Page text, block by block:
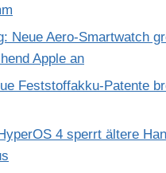
u
u
Neue Aero-Smartwatch
Apple an
Feststoffakku-Patente
4 sperrt ältere